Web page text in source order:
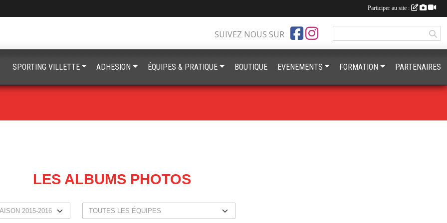
LES ALBUMS PHOTOS
SUIVEZ NOUS SUR
SPORTING VILLETTE ADHESION ÉQUIPES & PRATIQUE BOUTIQUE EVENEMENTS FORMATION PARTENAIRES
Participer au site :